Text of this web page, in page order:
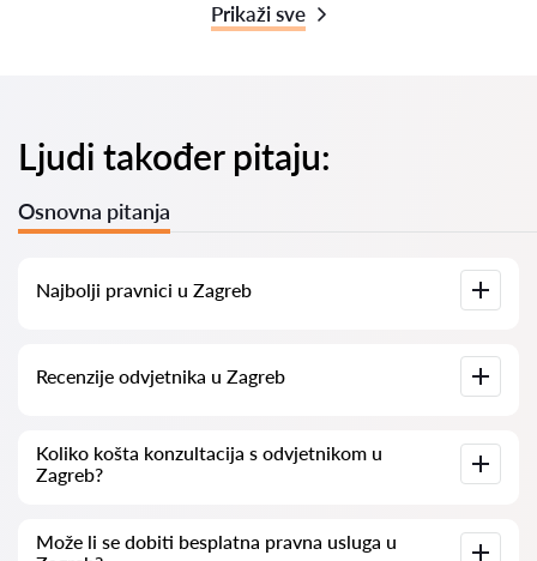
Prikaži sve
Ljudi također pitaju:
Osnovna pitanja
Najbolji pravnici u Zagreb
informacijama. Cijene, recenzije, telefonski brojevi i adrese.
Recenzije odvjetnika u Zagreb
odvjetnicima. Ne brišemo negativne recenzije niti postoji
mogućnost njihovog lažnog povećavanja.
Koliko košta konzultacija s odvjetnikom u
Zagreb?
nadalje (cijene mogu varirati ovisno o složenosti pitanja i
Može li se dobiti besplatna pravna usluga u